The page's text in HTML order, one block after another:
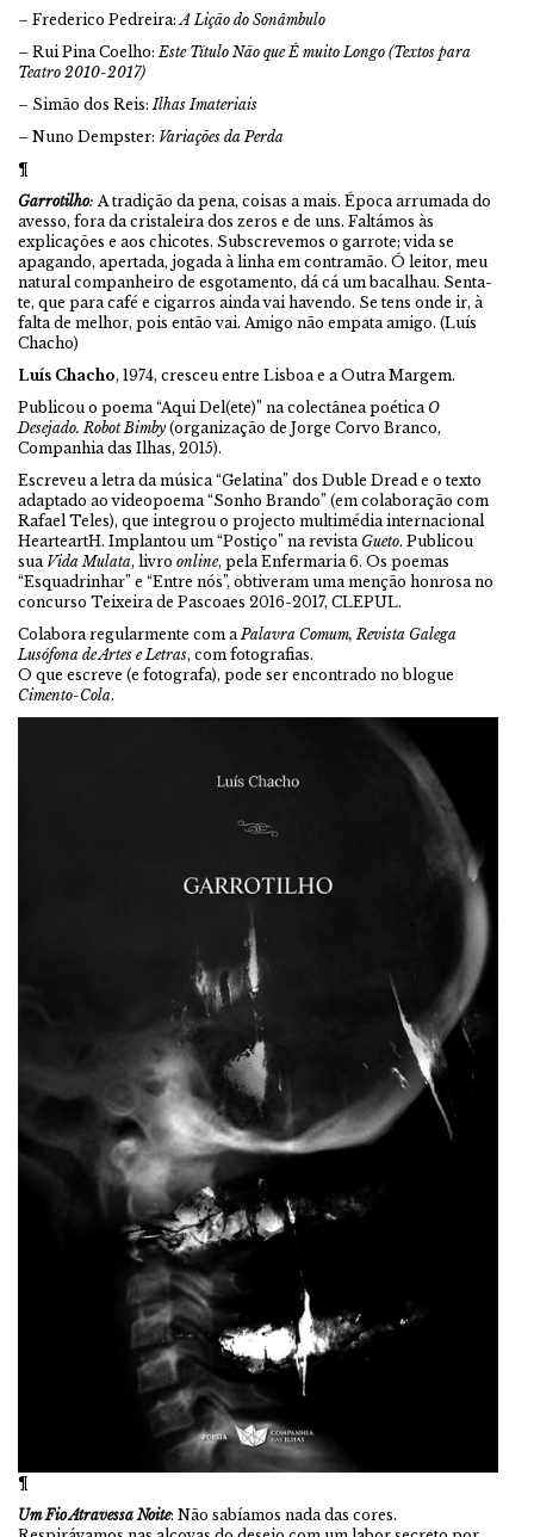
– Frederico Pedreira:A Lição do Sonâmbulo
– Rui Pina Coelho:Este Título Não que É muito Longo (Textos para
Teatro 2010-2017)
– Simão dos Reis:Ilhas Imateriais
– Nuno Dempster: Variações da Perda
¶
Garrotilho: A tradição da pena, coisas a mais. Época arrumada do
avesso, fora da cristaleira dos zeros e de uns. Faltámos às
explicações e aos chicotes. Subscrevemos o garrote; vida se
apagando, apertada, jogada à linha em contramão. Ó leitor, meu
natural companheiro de esgotamento, dá cá um bacalhau. Senta-
te, que para café e cigarros ainda vai havendo. Se tens onde ir, à
falta de melhor, pois então vai. Amigo não empata amigo. (Luís
Chacho)
Luís Chacho, 1974, cresceu entre Lisboa e a Outra Margem.
Publicou o poema “Aqui Del(ete)” na colectânea poética O
Desejado. Robot Bimby (organização de Jorge Corvo Branco,
Companhia das Ilhas, 2015).
Escreveu a letra da música “Gelatina” dos Duble Dread e o texto
adaptado ao videopoema “Sonho Brando” (em colaboração com
Rafael Teles), que integrou o projecto multimédia internacional
HearteartH. Implantou um “Postiço” na revista Gueto. Publicou
sua Vida Mulata, livro online, pela Enfermaria 6. Os poemas
“Esquadrinhar” e “Entre nós”, obtiveram uma menção honrosa no
concurso Teixeira de Pascoaes 2016-2017, CLEPUL.
Colabora regularmente com aPalavra Comum, Revista Galega
Lusófona de Artes e Letras, com fotografias.
O que escreve (e fotografa), pode ser encontrado no blogue
Cimento-Cola.
¶
Um Fio Atravessa Noite: Não sabíamos nada das cores.